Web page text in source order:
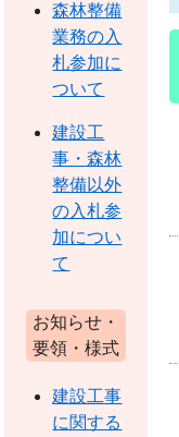
森林整備
業務の入
札参加に
ついて
建設工
事・森林
整備以外
の入札参
加につい
て
お知らせ・
要領・様式
建設工事
に関する